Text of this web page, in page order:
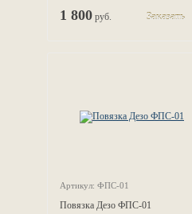
1 800 руб. Заказать
Артикул: ФПС-01
Повязка Дезо ФПС-01